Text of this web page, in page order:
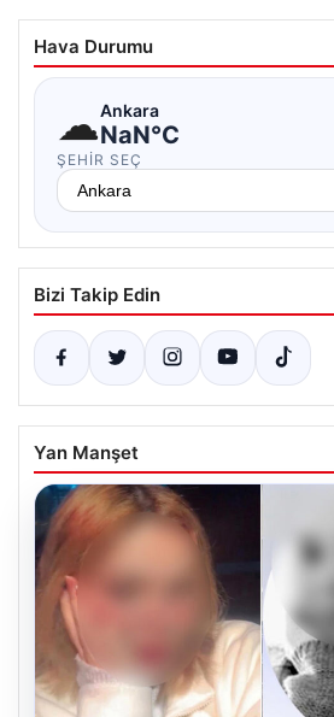
Hava Durumu
☁Ankara
NaN°C
ŞEHIR SEÇ
Bizi Takip Edin
Yan Manşet